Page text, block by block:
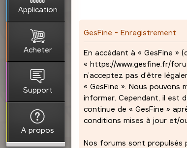
Application
Acheter
Support
A propos
GesFine - Enregistrement
En accédant à « GesFine »
« https://www.gesfine.fr/
n’acceptez pas d’être
« GesFine ». Nous
informer. Cependant, il est
continue de « GesFine »
conditions mises à jour et/
Nos forums sont propulsés